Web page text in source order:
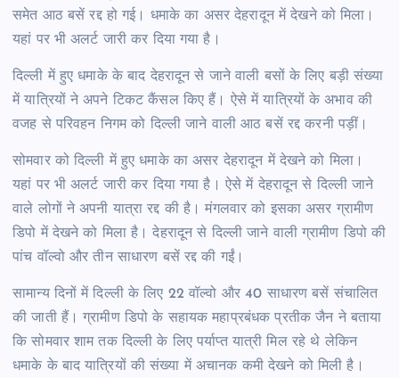
समेत आठ बसें रद्द हो गई। धमाके का असर देहरादून में देखने को मिला।
यहां पर भी अलर्ट जारी कर दिया गया है।
दिल्ली में हुए धमाके के बाद देहरादून से जाने वाली बसों के लिए बड़ी संख्या
में यात्रियों ने अपने टिकट कैंसल किए हैं। ऐसे में यात्रियों के अभाव की
वजह से परिवहन निगम को दिल्ली जाने वाली आठ बसें रद्द करनी पड़ीं।
सोमवार को दिल्ली में हुए धमाके का असर देहरादून में देखने को मिला।
यहां पर भी अलर्ट जारी कर दिया गया है। ऐसे में देहरादून से दिल्ली जाने
वाले लोगों ने अपनी यात्रा रद्द की है। मंगलवार को इसका असर ग्रामीण
डिपो में देखने को मिला है। देहरादून से दिल्ली जाने वाली ग्रामीण डिपो की
पांच वॉल्वो और तीन साधारण बसें रद्द की गईं।
सामान्य दिनों में दिल्ली के लिए 22 वॉल्वो और 40 साधारण बसें संचालित
की जाती हैं। ग्रामीण डिपो के सहायक महाप्रबंधक प्रतीक जैन ने बताया
कि सोमवार शाम तक दिल्ली के लिए पर्याप्त यात्री मिल रहे थे लेकिन
धमाके के बाद यात्रियों की संख्या में अचानक कमी देखने को मिली है।